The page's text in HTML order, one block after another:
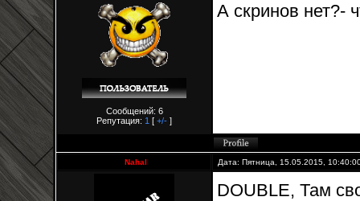
Сообщений: 6
Репутация: 1 [ +/- ]
А скринов нет?-
Nahal Дата: Пятница, 15.05.2015,
DOUBLE, Там